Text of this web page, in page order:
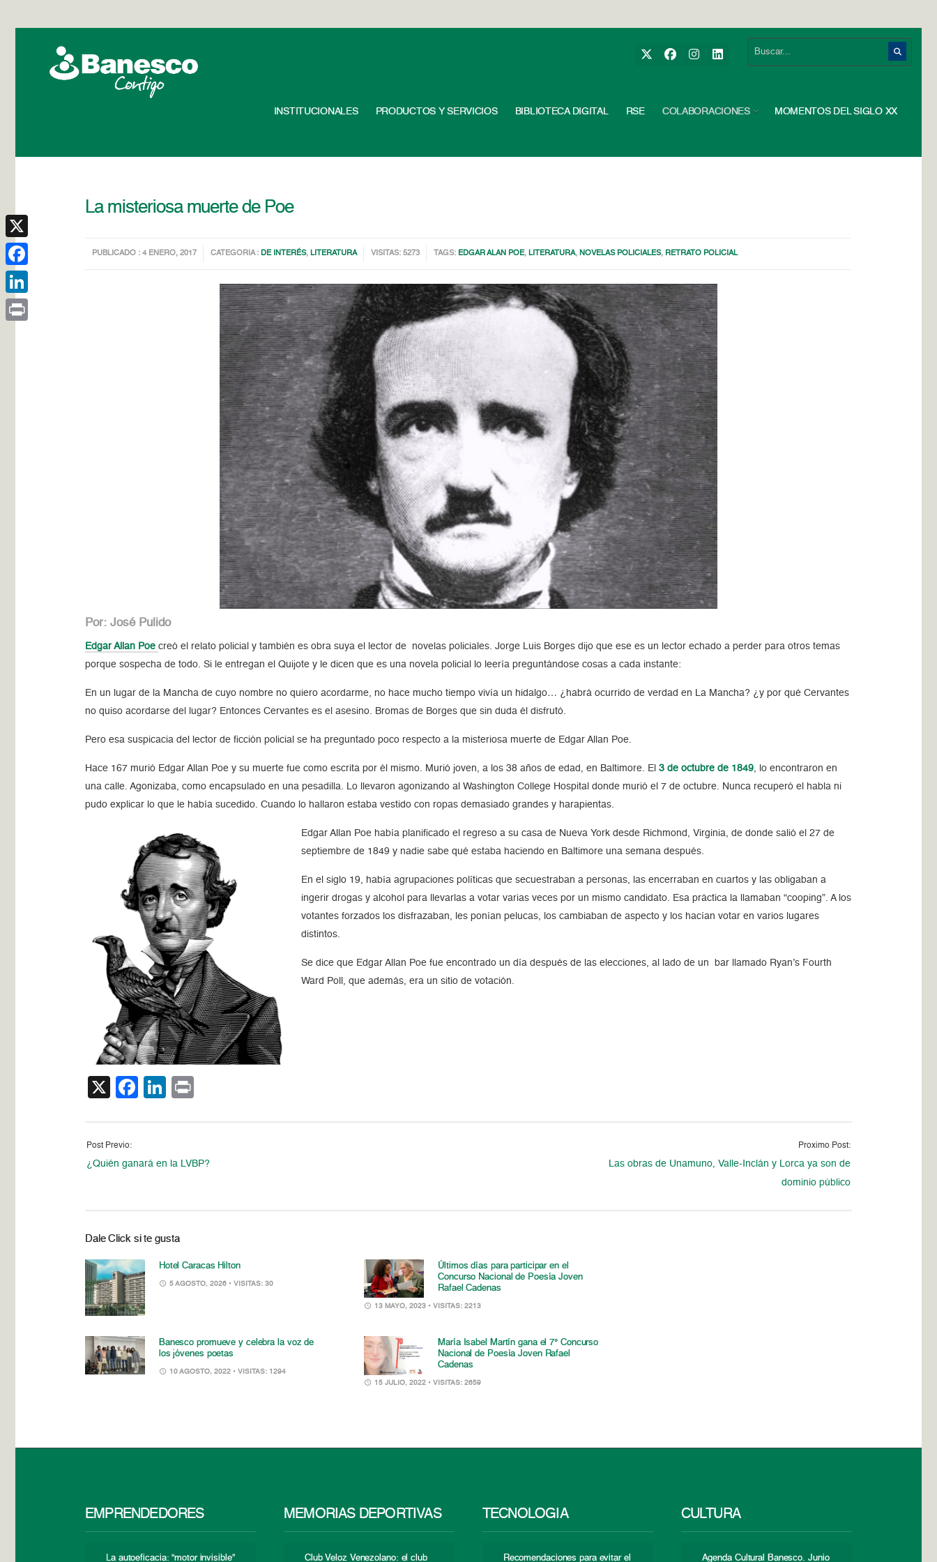
INSTITUCIONALES PRODUCTOS Y SERVICIOS BIBLIOTECA DIGITAL RSE COLABORACIONES MOMENTOS DEL SIGLO XX
La misteriosa muerte de Poe
PUBLICADO : 4 ENERO, 2017 CATEGORIA : DE INTERÉS, LITERATURA VISITAS: 5273 TAGS: EDGAR ALAN POE, LITERATURA, NOVELAS POLICIALES, RETRATO POLICIAL
Por:José Pulido
Edgar Allan Poe creó el relato policial y también es obra suya el lector de novelas policiales. Jorge Luis Borges dijo que ese es un lector echado a perder para otros temas
porque sospecha de todo. Si le entregan el Quijote y le dicen que es una novela policial lo leería preguntándose cosas a cada instante:
En un lugar de la Mancha de cuyo nombre no quiero acordarme, no hace mucho tiempo vivía un hidalgo… ¿habrá ocurrido de verdad en La Mancha? ¿y por qué Cervantes
no quiso acordarse del lugar? Entonces Cervantes es el asesino. Bromas de Borges que sin duda él disfrutó.
Pero esa suspicacia del lector de ficción policial se ha preguntado poco respecto a la misteriosa muerte de Edgar Allan Poe.
Hace 167 murió Edgar Allan Poe y su muerte fue como escrita por él mismo. Murió joven, a los 38 años de edad, en Baltimore. El3 de octubre de 1849 , lo encontraron en
una calle. Agonizaba, como encapsulado en una pesadilla. Lo llevaron agonizando al Washington College Hospital donde murió el 7 de octubre. Nunca recuperó el habla ni
pudo explicar lo que le había sucedido. Cuando lo hallaron estaba vestido con ropas demasiado grandes y harapientas.
Edgar Allan Poe había planificado el regreso a su casa de Nueva York desde Richmond, Virginia, de donde salió el 27 de
septiembre de 1849 y nadie sabe qué estaba haciendo en Baltimore una semana después.
En el siglo 19, había agrupaciones políticas que secuestraban a personas, las encerraban en cuartos y las obligaban a
ingerir drogas y alcohol para llevarlas a votar varias veces por un mismo candidato. Esa práctica la llamaban “cooping”. A los
votantes forzados los disfrazaban, les ponían pelucas, los cambiaban de aspecto y los hacían votar en varios lugares
distintos.
Se dice que Edgar Allan Poe fue encontrado un día después de las elecciones, al lado de un bar llamado Ryan’s Fourth
Ward Poll, que además, era un sitio de votación.
X Facebook
LinkedIn
Post Previo:
¿Quién ganará en la LVBP?
Proximo Post:
Las obras de Unamuno, Valle-Inclán y Lorca ya son de
dominio público
Dale Click si te gusta
Hotel Caracas Hilton
5 AGOSTO, 2026 • VISITAS: 30
Últimos días para participar en el
Concurso Nacional de Poesía Joven
Rafael Cadenas
13 MAYO, 2023 • VISITAS: 2213
Banesco promueve y celebra la voz de
los jóvenes poetas
10 AGOSTO, 2022 • VISITAS: 1294
María Isabel Martín gana el 7° Concurso
Nacional de Poesía Joven Rafael
Cadenas
15 JULIO, 2022 • VISITAS: 2659
EMPRENDEDORES
La autoeficacia: “motor invisible”
MEMORIAS DEPORTIVAS
Club Veloz Venezolano: el club
TECNOLOGÍA
Recomendaciones para evitar el
CULTURA
Agenda Cultural Banesco. Junio
X
Facebook
LinkedIn